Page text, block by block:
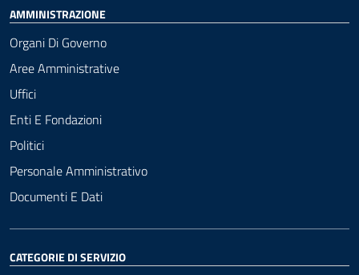
AMMINISTRAZIONE
Organi Di Governo
Aree Amministrative
Uffici
Enti E Fondazioni
Politici
Personale Amministrativo
Documenti E Dati
CATEGORIE DI SERVIZIO